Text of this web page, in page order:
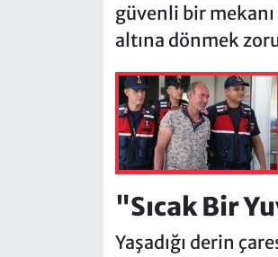
güvenli bir
altına dönmek
"Sıcak Bir
Yaşadığı derin